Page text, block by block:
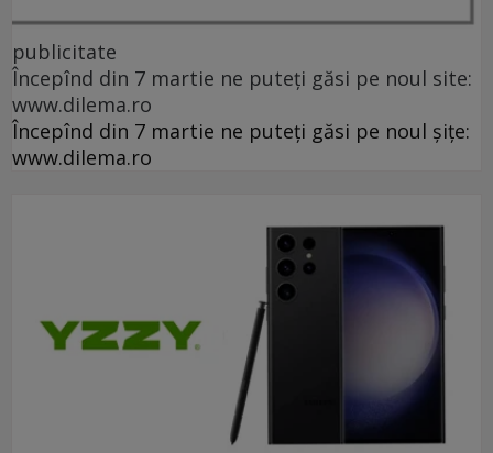
publicitate
Începînd din 7 martie ne puteți găsi pe noul site:
www.dilema.ro
Începînd din 7 martie ne puteți găsi pe noul șițe:
www.dilema.ro